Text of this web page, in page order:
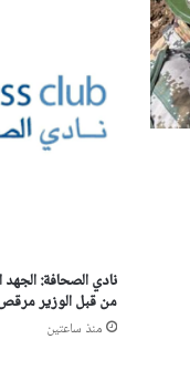
نادي الصحافة: الجهد
من قبل الوزير
منذ ساعتين